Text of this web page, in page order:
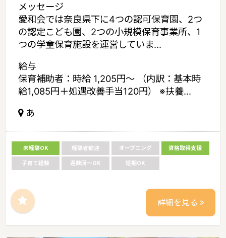
メッセージ
愛和会では奈良県下に4つの認可保育園、2つ
の認定こども園、2つの小規模保育事業所、1
つの学童保育施設を運営していま...
給与
保育補助者：時給 1,205円～ （内訳：基本時
給1,085円＋処遇改善手当120円） ※扶養...
あ
未経験OK 経験者歓迎 オープニング 資格取得支援
子育て経験 週数回～OK 短期OK
詳細を見る